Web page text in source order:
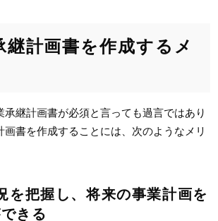
継計画書を作成するメ
承継計画書が必須と言っても過言ではあり
画書を作成することには、次のようなメリ
を把握し、将来の事業計画を
きる